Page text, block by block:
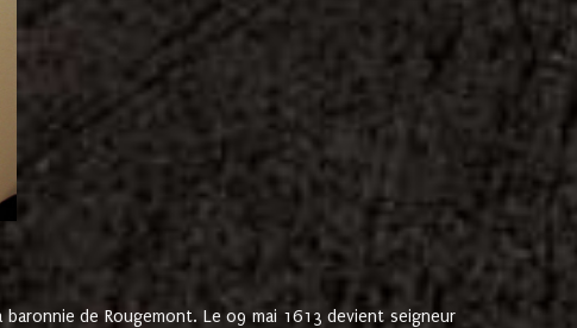
baronnie de Rougemont. Le 09 mai 1613 devient seigneur